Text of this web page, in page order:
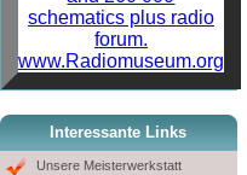
www.Radiomuseum.org
Interessante Links
Unsere Meisterwerkstatt